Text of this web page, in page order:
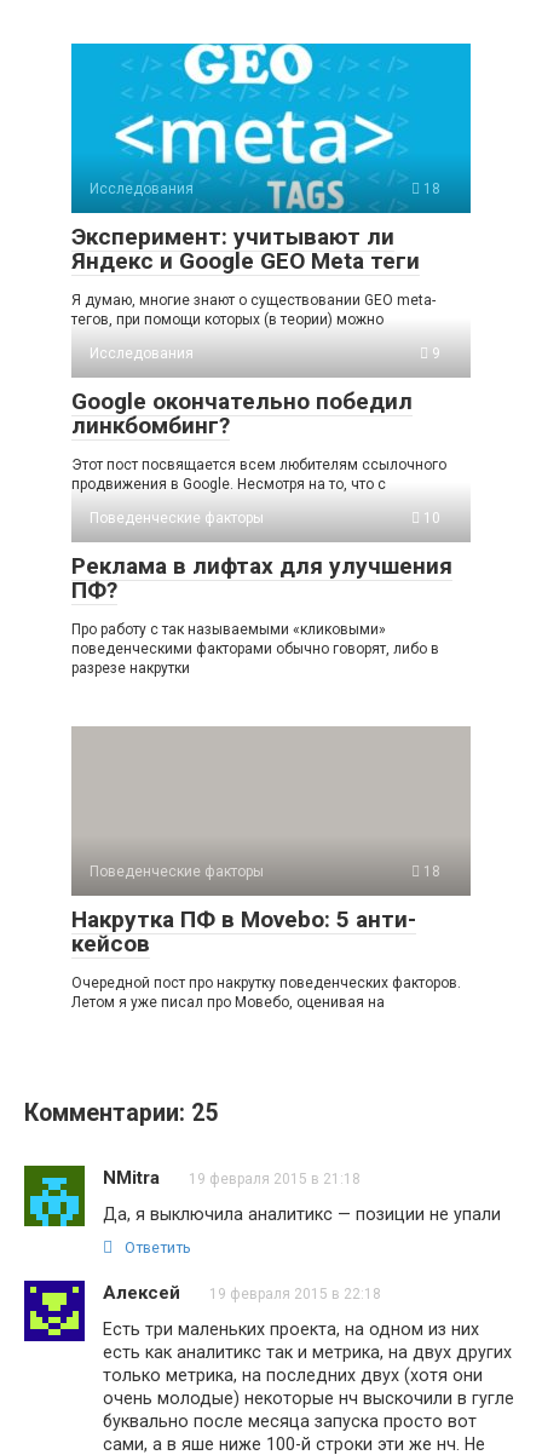
Исследования 18
Эксперимент: учитывают ли
Яндекс и Google GEO Meta теги
Я думаю, многие знают о существовании GEO meta-
тегов, при помощи которых (в теории) можно
Исследования
9
Google окончательно победил
линкбомбинг?
Этот пост посвящается всем любителям ссылочного
продвижения в Google. Несмотря на то, что с
Поведенческие факторы
10
Реклама в лифтах для улучшения
ПФ?
Про работу с так называемыми «кликовыми»
поведенческими факторами обычно говорят, либо в
разрезе накрутки
Поведенческие факторы 18
Накрутка ПФ в Movebo: 5 анти-
кейсов
Очередной пост про накрутку поведенческих факторов.
Летом я уже писал про Мовебо, оценивая на
Комментарии: 25
NMitra 19 февраля 2015 в 21:18
Да, я выключила аналитикс — позиции не упали
Ответить
Алексей 19 февраля 2015 в 22:18
Есть три маленьких проекта, на одном из них
есть как аналитикс так и метрика, на двух других
только метрика, на последних двух (хотя они
очень молодые) некоторые нч выскочили в гугле
буквально после месяца запуска просто вот
сами, а в яше ниже 100-й строки эти же нч. Не